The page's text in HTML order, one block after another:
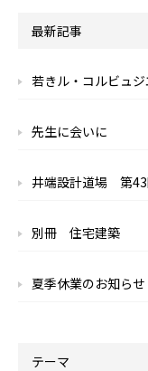
最新記事
若きル・コルビュ
先生に会いに
井端設計道場 第
別冊 住宅建築
夏季休業のお知らせ
テーマ